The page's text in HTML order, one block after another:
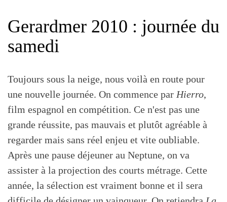
Gerardmer 2010 : journée du
samedi
Toujours sous la neige, nous voilà en route pour
une nouvelle journée. On commence par Hierro,
film espagnol en compétition. Ce n'est pas une
grande réussite, pas mauvais et plutôt agréable à
regarder mais sans réel enjeu et vite oubliable.
Après une pause déjeuner au Neptune, on va
assister à la projection des courts métrage. Cette
année, la sélection est vraiment bonne et il sera